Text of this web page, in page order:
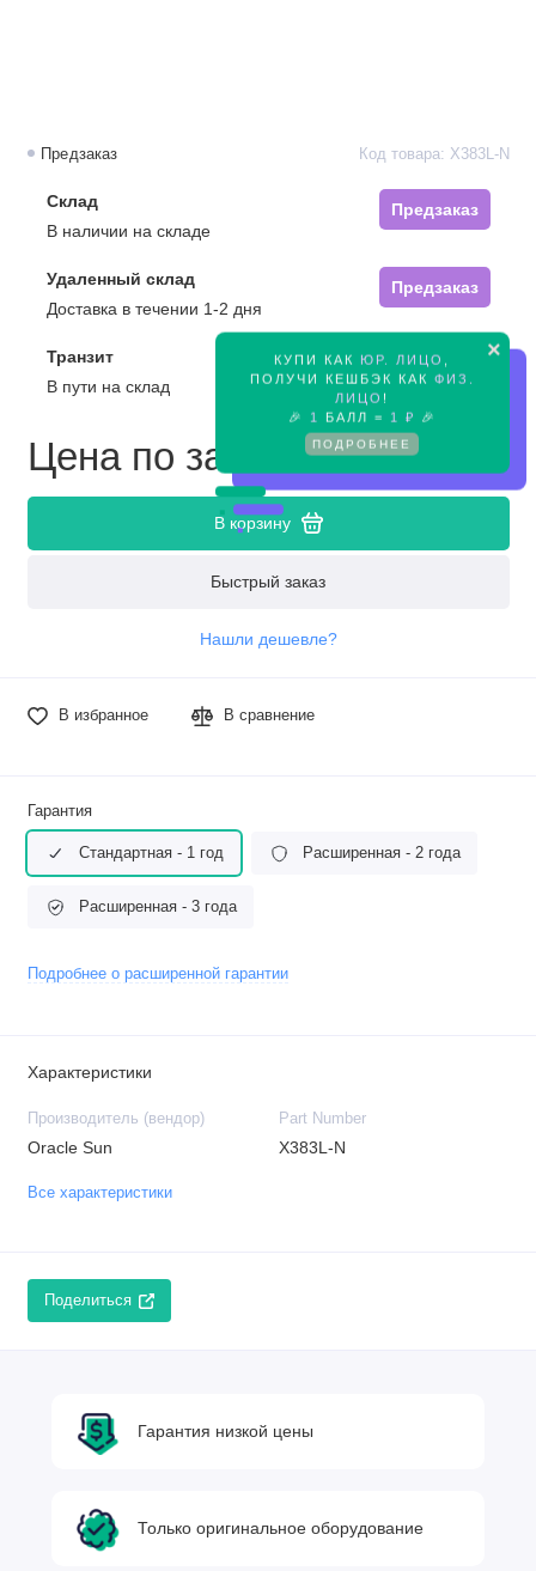
×
КУПИ КАК ЮР. ЛИЦО
ПОЛУЧИ КЕШБЭК КАК ФИЗ.
ЛИЦО !
🎉
1 БАЛЛ = 1 ₽ 🎉
ПОДРОБНЕЕ
Предзаказ Код товара: X383L-N
Склад
Предзаказ
В наличии на складе
Удаленный склад
Предзаказ
Доставка в течении 1-2 дня
Транзит
Предзаказ
В пути на склад
Цена по запросу
В корзину
Быстрый заказ
Нашли дешевле?
В избранное В сравнение
Гарантия
Стандартная - 1 год Расширенная - 2 года
Расширенная - 3 года
Подробнее о расширенной гарантии
Характеристики
Производитель (вендор)
Oracle Sun
Part Number
X383L-N
Все характеристики
Поделиться
Гарантия низкой цены
Только оригинальное оборудование